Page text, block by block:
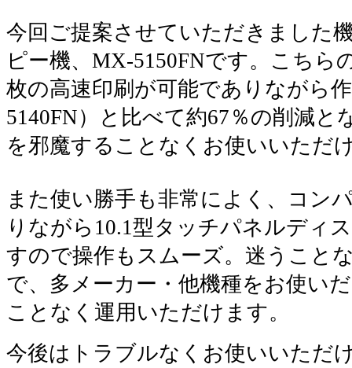
今回ご提案させていただきました
ピー機、MX-5150FNです。こちら
枚の高速印刷が可能でありながら
5140FN）と比べて約67％の削減と
を邪魔することなくお使いいただ
また使い勝手も非常によく、コン
りながら10.1型タッチパネルディ
すので操作もスムーズ。迷うこと
で、多メーカー・他機種をお使い
ことなく運用いただけます。
今後はトラブルなくお使いいただ